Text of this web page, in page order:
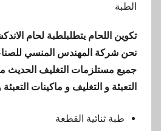
الطبة
تكوين اللحام يتطلبلطبة لحام
نحن شركة المهندس المنسي
جميع مستلزمات التغليف الحديث
التعبئة و التغليف و ماكينات
طبة ثنائية القطعة